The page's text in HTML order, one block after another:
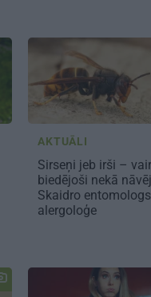
AKTUĀLI
Sirseņi jeb irši –
biedējoši nekā
Skaidro
alergoloģe